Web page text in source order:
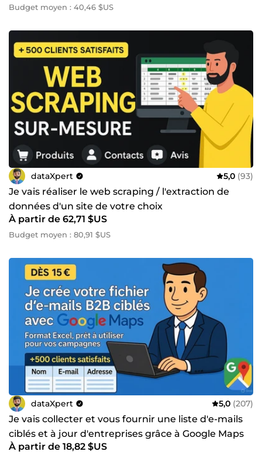
Budget moyen : 40,46 $US
dataXpert 5,0 (93)
Je vais réaliser le web scraping / l'extraction de
données d'un site de votre choix
À partir de 62,71 $US
Budget moyen : 80,91 $US
dataXpert 5,0 (207)
Je vais collecter et vous fournir une liste d'e-mails
ciblés et à jour d'entreprises grâce à Google Maps
À partir de 18,82 $US